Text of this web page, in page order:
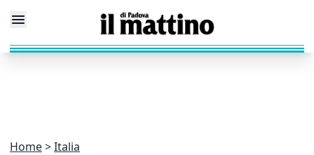
Home Italia